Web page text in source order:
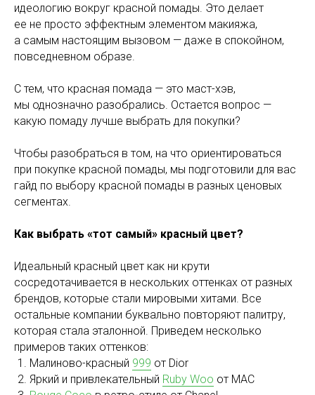
идеологию вокруг красной помады. Это делает
ее не просто эффектным элементом макияжа,
а самым настоящим вызовом — даже в спокойном,
повседневном образе.
С тем, что красная помада — это маст-хэв,
мы однозначно разобрались. Остается вопрос —
какую помаду лучше выбрать для покупки?
Чтобы разобраться в том, на что ориентироваться
при покупке красной помады, мы подготовили для вас
гайд по выбору красной помады в разных ценовых
сегментах.
Как выбрать «тот самый» красный цвет?
Идеальный красный цвет как ни крути
сосредотачивается в нескольких оттенках от разных
брендов, которые стали мировыми хитами. Все
остальные компании буквально повторяют палитру,
которая стала эталонной. Приведем несколько
примеров таких оттенков:
Малиново-красный 999 от Dior
Яркий и привлекательный Ruby Woo от MAC